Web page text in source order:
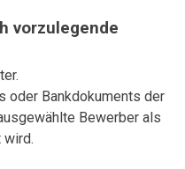
vorzulegende
oder Bankdokuments der
Bewerber als
wird.